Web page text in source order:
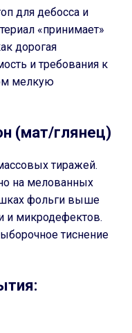
для дебосса и
«принимает»
дорогая
и требования к
мелкую
(мат/глянец)
тиражей.
на мелованных
фольги выше
и микродефектов.
тиснение